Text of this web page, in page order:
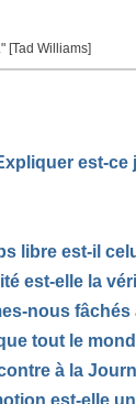
[Tad Williams]
est-ce
libre est-il
est-elle la
nous
tout le
à la
est-elle